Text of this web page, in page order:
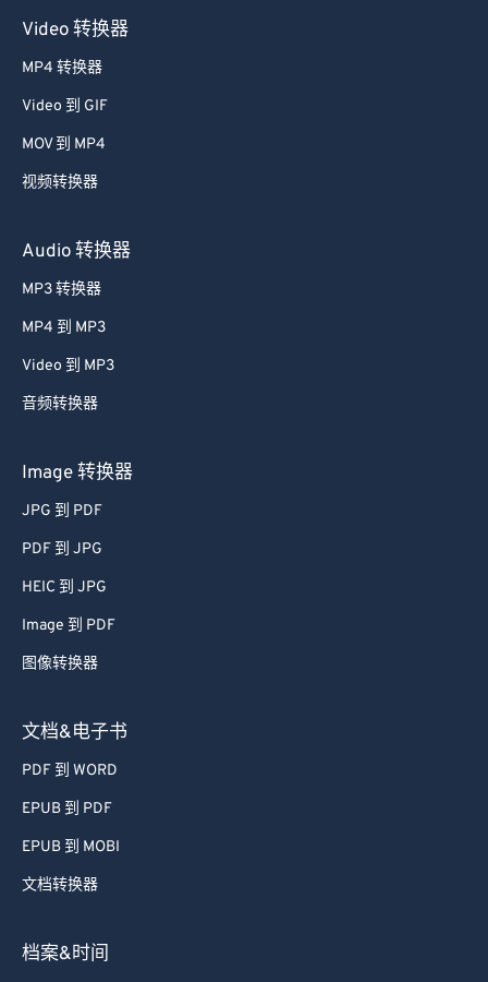
Video 转换器
MP4 转换器
Video 到 GIF
MOV 到 MP4
视频转换器
Audio 转换器
MP3 转换器
MP4 到 MP3
Video 到 MP3
音频转换器
Image 转换器
JPG 到 PDF
PDF 到 JPG
HEIC 到 JPG
Image 到 PDF
图像转换器
文档&电子书
PDF 到 WORD
EPUB 到 PDF
EPUB 到 MOBI
文档转换器
档案&时间